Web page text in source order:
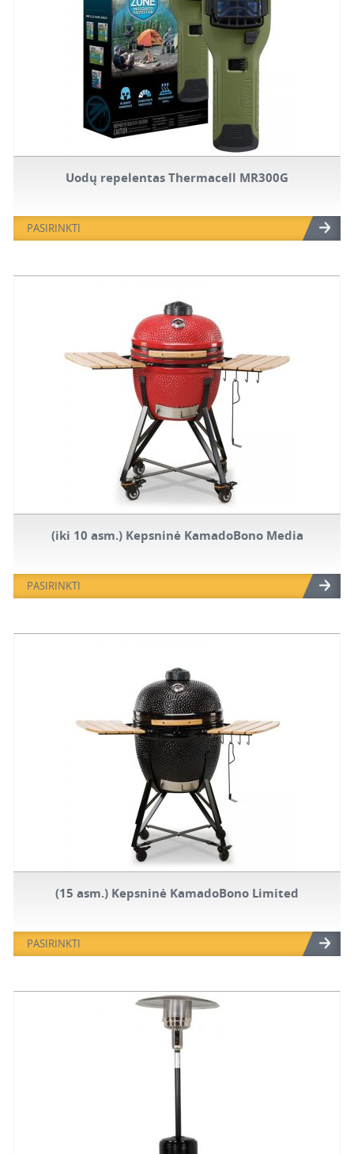
Uodų repelentas Thermacell MR300G
PASIRINKTI
(iki 10 asm.) Kepsninė KamadoBono Media
PASIRINKTI
(15 asm.) Kepsninė KamadoBono Limited
PASIRINKTI